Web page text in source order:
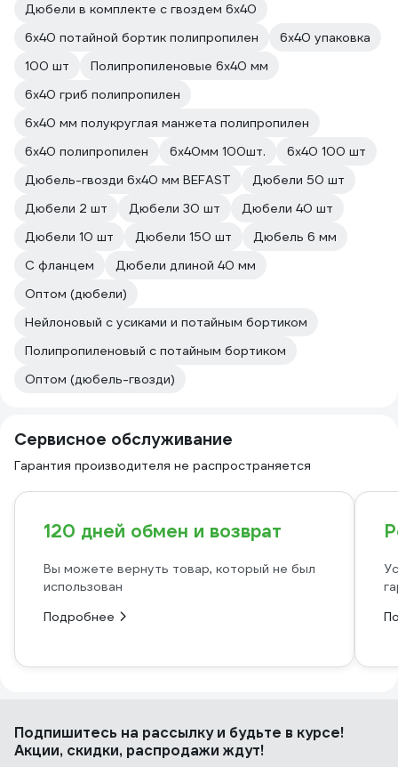
Дюбели в комплекте с гвоздем 6х40
6х40 потайной бортик полипропилен
6х40 упаковка
100 шт
Полипропиленовые 6х40 мм
6х40 гриб полипропилен
6x40 мм полукруглая манжета полипропилен
6х40 полипропилен
6х40мм 100шт.
6х40 100 шт
Дюбель-гвозди 6х40 мм BEFAST
Дюбели 50 шт
Дюбели 2 шт
Дюбели 30 шт
Дюбели 40 шт
Дюбели 10 шт
Дюбели 150 шт
Дюбель 6 мм
С фланцем
Дюбели длиной 40 мм
Оптом (дюбели)
Нейлоновый с усиками и потайным бортиком
Полипропиленовый с потайным бортиком
Оптом (дюбель-гвозди)
Сервисное обслуживание
Гарантия производителя не распространяется
120 дней обмен и возврат
Вы можете вернуть товар, который не был
использован
Подробнее
Подпишитесь на рассылкуи будьте в курсе!
Акции, скидки, распродажи ждут!